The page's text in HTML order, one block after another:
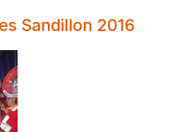
Sandillon 2016